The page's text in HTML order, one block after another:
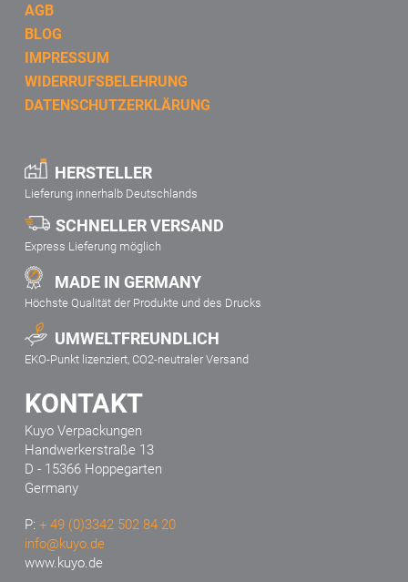
AGB
BLOG
IMPRESSUM
WIDERRUFSBELEHRUNG
DATENSCHUTZERKLÄRUNG
HERSTELLER
Lieferung innerhalb Deutschlands
SCHNELLER VERSAND
Express Lieferung möglich
MADE IN GERMANY
Höchste Qualität der Produkte und des Drucks
UMWELTFREUNDLICH
EKO-Punkt lizenziert, CO2-neutraler Versand
KONTAKT
Kuyo Verpackungen
Handwerkerstraße 13
D - 15366 Hoppegarten
Germany
P: + 49 (0)3342 502 84 20
info@kuyo.de
www.kuyo.de